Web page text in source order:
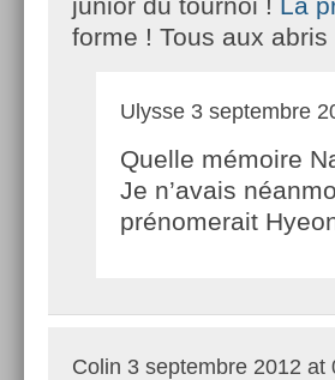
forme ! Tous aux abris
Ulysse 3 septembre
Quelle mémoire
Je n’avais
prénomerait
Colin 3 septembre 2012 at